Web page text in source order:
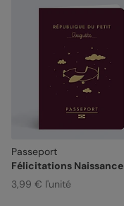
Passeport
Félicitations Naissance
3,99 € l'unité